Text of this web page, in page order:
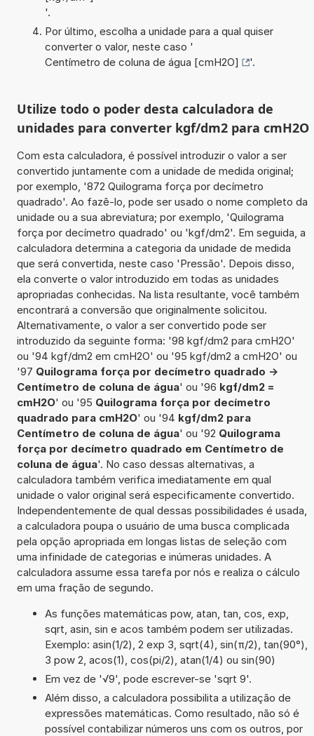
'.
Por último, escolha a unidade para a qual quiser
converter o valor, neste caso '
Centímetro de coluna de água [cmH2O]
'.
Utilize todo o poder desta calculadora de
unidades para converter kgf/dm2 para cmH2O
Com esta calculadora, é possível introduzir o valor a ser
convertido juntamente com a unidade de medida original;
por exemplo, '872 Quilograma força por decímetro
quadrado'. Ao fazê-lo, pode ser usado o nome completo da
unidade ou a sua abreviatura; por exemplo, 'Quilograma
força por decímetro quadrado' ou 'kgf/dm2'. Em seguida, a
calculadora determina a categoria da unidade de medida
que será convertida, neste caso 'Pressão'. Depois disso,
ela converte o valor introduzido em todas as unidades
apropriadas conhecidas. Na lista resultante, você também
encontrará a conversão que originalmente solicitou.
Alternativamente, o valor a ser convertido pode ser
introduzido da seguinte forma: '98 kgf/dm2 para cmH2O'
ou '94 kgf/dm2 em cmH2O' ou '95 kgf/dm2 a cmH2O' ou
'97 Quilograma força por decímetro quadrado ->
Centímetro de coluna de água' ou '96 kgf/dm2 =
cmH2O' ou '95 Quilograma força por decímetro
quadrado para cmH2O' ou '94 kgf/dm2 para
Centímetro de coluna de água' ou '92 Quilograma
força por decímetro quadrado em Centímetro de
coluna de água'. No caso dessas alternativas, a
calculadora também verifica imediatamente em qual
unidade o valor original será especificamente convertido.
Independentemente de qual dessas possibilidades é usada,
a calculadora poupa o usuário de uma busca complicada
pela opção apropriada em longas listas de seleção com
uma infinidade de categorias e inúmeras unidades. A
calculadora assume essa tarefa por nós e realiza o cálculo
em uma fração de segundo.
As funções matemáticas pow, atan, tan, cos, exp,
sqrt, asin, sin e acos também podem ser utilizadas.
Exemplo: asin(1/2), 2 exp 3, sqrt(4), sin(π/2), tan(90°),
3 pow 2, acos(1), cos(pi/2), atan(1/4) ou sin(90)
Em vez de '√9', pode escrever-se 'sqrt 9'.
Além disso, a calculadora possibilita a utilização de
expressões matemáticas. Como resultado, não só é
possível contabilizar números uns com os outros, por